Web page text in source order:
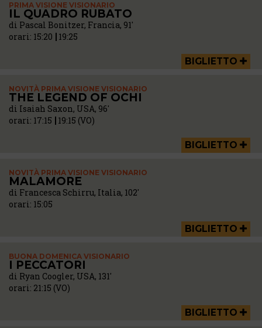
PRIMA VISIONE VISIONARIO
IL QUADRO RUBATO
di Pascal Bonitzer, Francia, 91'
orari: 15:20 19:25
BIGLIETTO
NOVITÀ PRIMA VISIONE VISIONARIO
THE LEGEND OF OCHI
di Isaiah Saxon, USA, 96'
orari: 17:15 19:15 (VO)
BIGLIETTO
NOVITÀ PRIMA VISIONE VISIONARIO
MALAMORE
di Francesca Schirru, Italia, 102'
orari: 15:05
BIGLIETTO
BUONA DOMENICA VISIONARIO
I PECCATORI
di Ryan Coogler, USA, 131'
orari: 21:15 (VO)
BIGLIETTO